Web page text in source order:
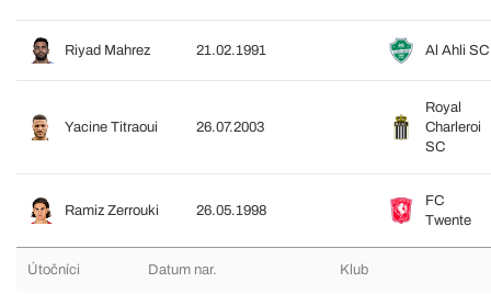
Riyad Mahrez 21.02.1991 Al Ahli SC
Yacine Titraoui 26.07.2003
Royal
Charleroi
SC
Ramiz Zerrouki 26.05.1998
FC
Twente
Útočníci Datum nar. Klub